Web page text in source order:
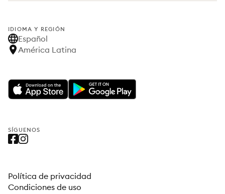
IDIOMA Y REGIÓN
Español
América Latina
SÍGUENOS
Política de privacidad
Condiciones de uso